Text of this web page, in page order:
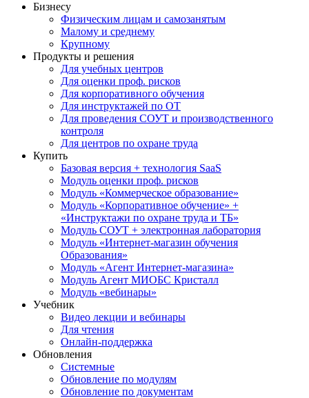
Бизнесу
Физическим лицам и самозанятым
Малому и среднему
Крупному
Продукты и решения
Для учебных центров
Для оценки проф. рисков
Для корпоративного обучения
Для инструктажей по ОТ
Для проведения СОУТ и производственного
контроля
Для центров по охране труда
Купить
Базовая версия + технология SaaS
Модуль оценки проф. рисков
Модуль «Коммерческое образование»
Модуль «Корпоративное обучение» +
«Инструктажи по охране труда и ТБ»
Модуль СОУТ + электронная лаборатория
Модуль «Интернет-магазин обучения
Образования»
Модуль «Агент Интернет-магазина»
Модуль Агент МИОБС Кристалл
Модуль «вебинары»
Учебник
Видео лекции и вебинары
Для чтения
Онлайн-поддержка
Обновления
Системные
Обновление по модулям
Обновление по документам